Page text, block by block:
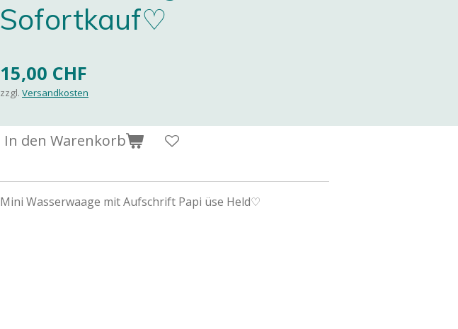
Sofortkauf♡
15,00 CHF
zzgl. Versandkosten
In den Warenkorb
Mini Wasserwaage mit Aufschrift Papi üse Held♡